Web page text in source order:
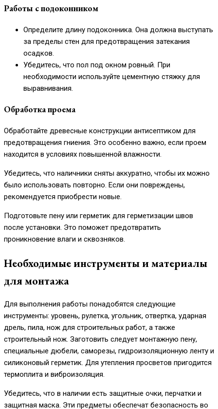
Работы с подоконником
Определите длину подоконника. Она должна выступать
за пределы стен для предотвращения затекания
осадков.
Убедитесь, что пол под окном ровный. При
необходимости используйте цементную стяжку для
выравнивания.
Обработка проема
Обработайте древесные конструкции антисептиком для
предотвращения гниения. Это особенно важно, если проем
находится в условиях повышенной влажности.
Убедитесь, что наличники сняты аккуратно, чтобы их можно
было использовать повторно. Если они повреждены,
рекомендуется приобрести новые.
Подготовьте пену или герметик для герметизации швов
после установки. Это поможет предотвратить
проникновение влаги и сквозняков.
Необходимые инструменты и материалы
для монтажа
Для выполнения работы понадобятся следующие
инструменты: уровень, рулетка, угольник, отвертка, ударная
дрель, пила, нож для строительных работ, а также
строительный нож. Заготовить следует монтажную пену,
специальные дюбели, саморезы, гидроизоляционную ленту и
силиконовый герметик. Для утепления просветов пригодится
термоплита и виброизоляция.
Убедитесь, что в наличии есть защитные очки, перчатки и
защитная маска. Эти предметы обеспечат безопасность во